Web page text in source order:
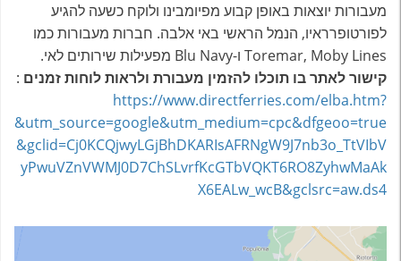
מעבורות יוצאות באופן קבוע מפיומבינו ולוקח כשעה להגיע
לפורטופרראיו, הנמל הראשי באי אלבה. חברות מעבורות כמו
Toremar, Moby Lines ו-Blu Navy מפעילות שירותים לאי.
קישור לאתר בו תוכלו להזמין מעבורת ולראות לוחות זמנים :
https://www.directferries.com/elba.htm?
&utm_source=google&utm_medium=cpc&dfgeoo=true
&gclid=Cj0KCQjwyLGjBhDKARIsAFRNgW9J7nb3o_TtVIbV
yPwuVZnVWMJ0D7ChSLvrfKcGTbVQKT6RO8ZyhwMaAk
X6EALw_wcB&gclsrc=aw.ds4